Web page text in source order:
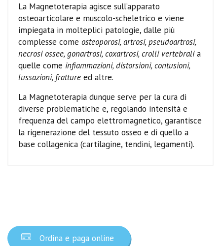
La Magnetoterapia agisce sull’apparato
osteoarticolare e muscolo-scheletrico e viene
impiegata in molteplici patologie, dalle più
complesse come osteoporosi, artrosi, pseudoartrosi,
necrosi ossee, gonartrosi, coxartrosi, crolli vertebralia
quelle come infiammazioni, distorsioni, contusioni,
lussazioni, fratture ed altre.
La Magnetoterapia dunque serve per la cura di
diverse problematiche e, regolando intensità e
frequenza del campo elettromagnetico, garantisce
la rigenerazione del tessuto osseo e di quello a
base collagenica (cartilagine, tendini, legamenti).
Ordina e paga online